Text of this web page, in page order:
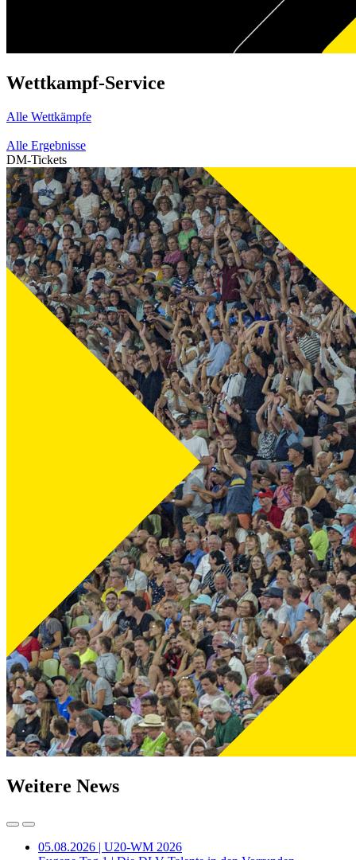
Wettkampf-Service
Alle Wettkämpfe
Alle Ergebnisse
DM-Tickets
Weitere News
05.08.2026 | U20-WM 2026